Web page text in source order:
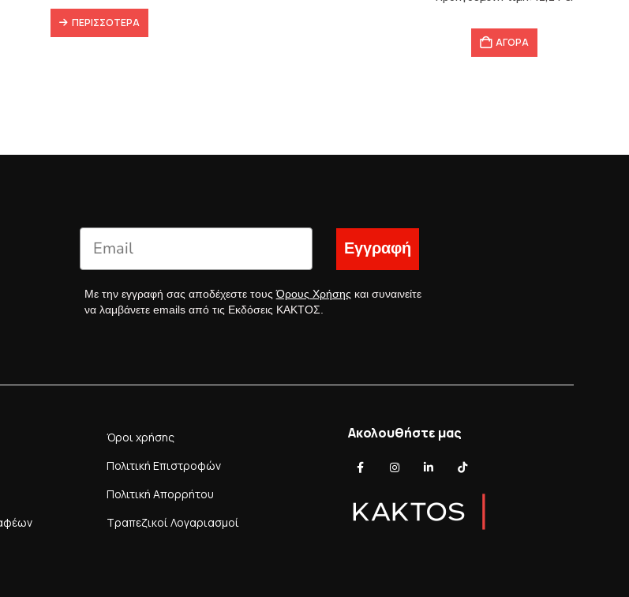
ΠΕΡΙΣΣΌΤΕΡΑ
ΑΓΟΡΑ
Εγγραφή
Με την εγγραφή σας αποδέχεστε τουςΌρους Χρήσης και συναινείτε
να λαμβάνετε emails από τις Εκδόσεις ΚΑΚΤΟΣ.
Όροι χρήσης
Πολιτική Επιστροφών
Πολιτική Απορρήτου
Τραπεζικοί Λογαριασμοί
Ακολουθήστε μας